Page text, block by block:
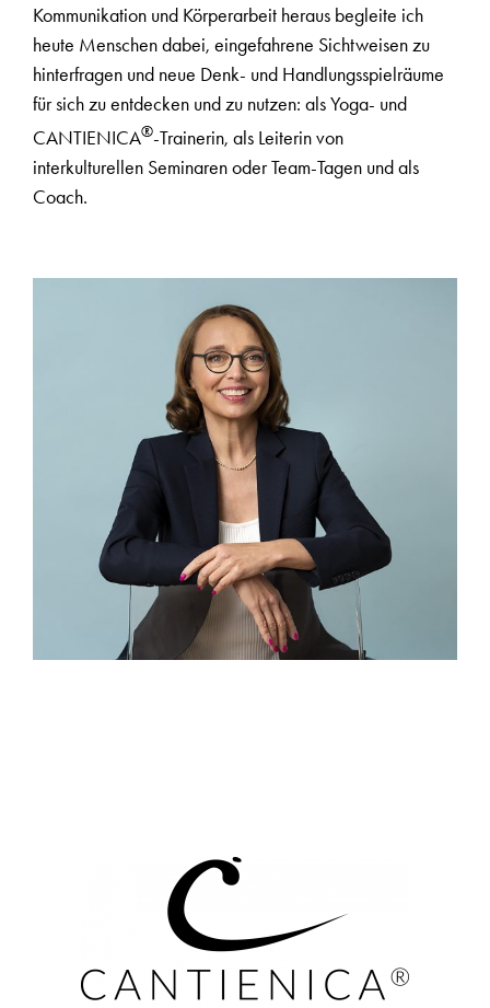
Kommunikation und Körperarbeit heraus begleite ich
heute Menschen dabei, eingefahrene Sichtweisen zu
hinterfragen und neue Denk- und Handlungsspielräume
für sich zu entdecken und zu nutzen: als Yoga- und
CANTIENICA®-Trainerin, als Leiterin von
interkulturellen Seminaren oder Team-Tagen und als
Coach.